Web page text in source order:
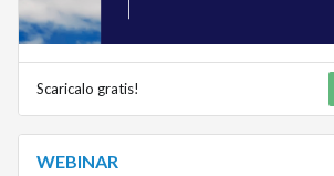
Scaricalo gratis!
WEBINAR